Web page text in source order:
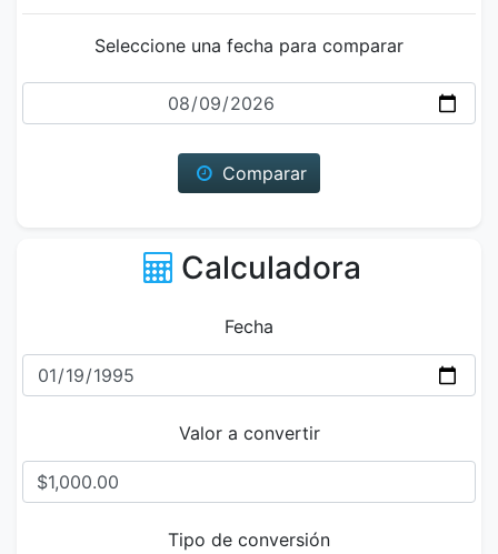
Seleccione una fecha para comparar
Fecha
Comparar
Calculadora
Fecha
Valor a convertir
Tipo de conversión